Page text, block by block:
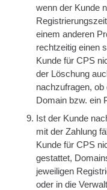
wenn der Kunde
einem anderen
rechtzeitig einen
Kunde für CPS
der Löschung
nachzufragen,
Domain bzw. ein
Ist der Kunde
mit der Zahlung
Kunde für CPS
gestattet,
jeweiligen
oder in die